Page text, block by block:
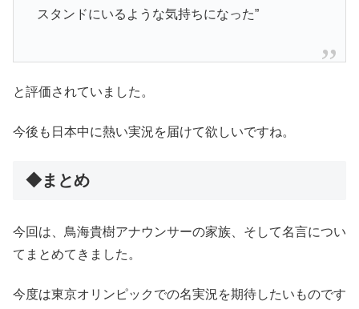
スタンドにいるような気持ちになった”
と評価されていました。
今後も日本中に熱い実況を届けて欲しいですね。
◆まとめ
今回は、鳥海貴樹アナウンサーの家族、そして名言につい
てまとめてきました。
今度は東京オリンピックでの名実況を期待したいものです